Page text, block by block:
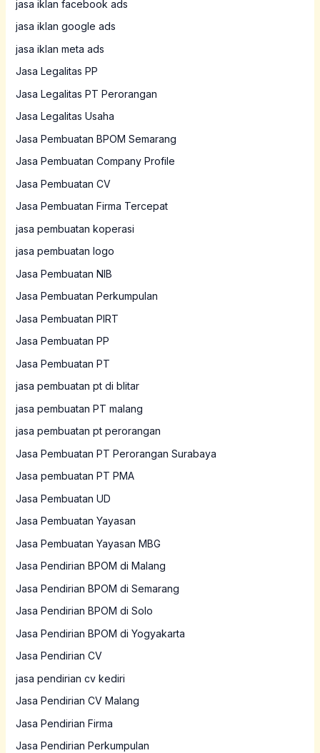
jasa iklan facebook ads
jasa iklan google ads
jasa iklan meta ads
Jasa Legalitas PP
Jasa Legalitas PT Perorangan
Jasa Legalitas Usaha
Jasa Pembuatan BPOM Semarang
Jasa Pembuatan Company Profile
Jasa Pembuatan CV
Jasa Pembuatan Firma Tercepat
jasa pembuatan koperasi
jasa pembuatan logo
Jasa Pembuatan NIB
Jasa Pembuatan Perkumpulan
Jasa Pembuatan PIRT
Jasa Pembuatan PP
Jasa Pembuatan PT
jasa pembuatan pt di blitar
jasa pembuatan PT malang
jasa pembuatan pt perorangan
Jasa Pembuatan PT Perorangan Surabaya
Jasa pembuatan PT PMA
Jasa Pembuatan UD
Jasa Pembuatan Yayasan
Jasa Pembuatan Yayasan MBG
Jasa Pendirian BPOM di Malang
Jasa Pendirian BPOM di Semarang
Jasa Pendirian BPOM di Solo
Jasa Pendirian BPOM di Yogyakarta
Jasa Pendirian CV
jasa pendirian cv kediri
Jasa Pendirian CV Malang
Jasa Pendirian Firma
Jasa Pendirian Perkumpulan